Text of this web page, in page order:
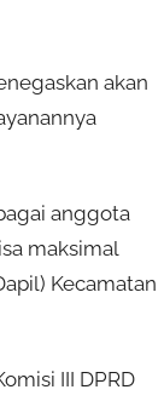
akan
anggota
maksimal
Kecamatan
III DPRD